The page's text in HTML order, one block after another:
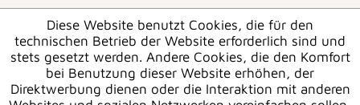
Diese Website benutzt Cookies, die für den
technischen Betrieb der Website erforderlich sind und
stets gesetzt werden. Andere Cookies, die den Komfort
bei Benutzung dieser Website erhöhen, der
Direktwerbung dienen oder die Interaktion mit anderen